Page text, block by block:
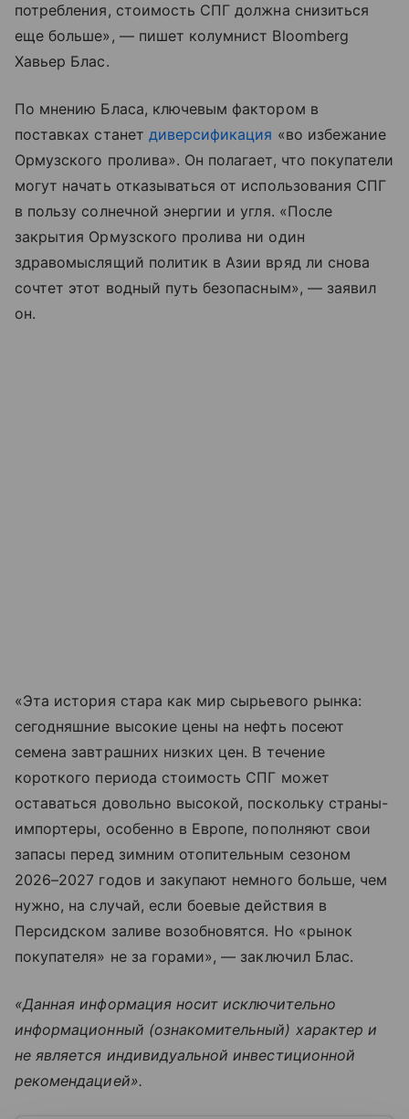
потребления, стоимость СПГ должна снизиться
еще больше», — пишет колумнист Bloomberg
Хавьер Блас.
По мнению Бласа, ключевым фактором в
поставках станет диверсификация «во избежание
Ормузского пролива». Он полагает, что покупатели
могут начать отказываться от использования СПГ
в пользу солнечной энергии и угля. «После
закрытия Ормузского пролива ни один
здравомыслящий политик в Азии вряд ли снова
сочтет этот водный путь безопасным», — заявил
он.
«Эта история стара как мир сырьевого рынка:
сегодняшние высокие цены на нефть посеют
семена завтрашних низких цен. В течение
короткого периода стоимость СПГ может
оставаться довольно высокой, поскольку страны-
импортеры, особенно в Европе, пополняют свои
запасы перед зимним отопительным сезоном
2026–2027 годов и закупают немного больше, чем
нужно, на случай, если боевые действия в
Персидском заливе возобновятся. Но «рынок
покупателя» не за горами», — заключил Блас.
«Данная информация носит исключительно
информационный (ознакомительный) характер и
не является индивидуальной инвестиционной
рекомендацией».